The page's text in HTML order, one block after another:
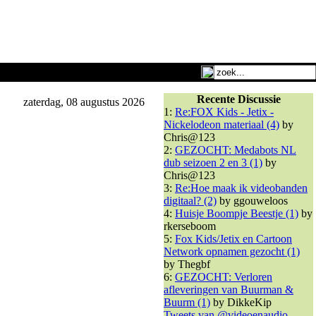
zaterdag, 08 augustus 2026
Recente Discussie
1: Re:FOX Kids - Jetix -
Nickelodeon materiaal (4) by
Chris@123
2: GEZOCHT: Medabots NL
dub seizoen 2 en 3 (1) by
Chris@123
3: Re:Hoe maak ik videobanden
digitaal? (2) by ggouweloos
4: Huisje Boompje Beestje (1) by
rkerseboom
5: Fox Kids/Jetix en Cartoon
Network opnamen gezocht (1)
by Thegbf
6: GEZOCHT: Verloren
afleveringen van Buurman &
Buurm (1) by DikkeKip